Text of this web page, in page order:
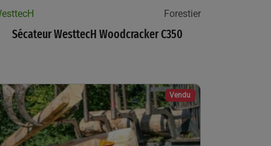
Forestier
Sécateur WesttecH Woodcracker C350
Vendu